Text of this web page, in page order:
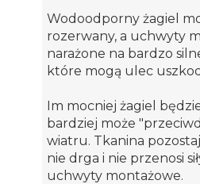
Wodoodporny żagiel
rozerwany, a uchwyty
narażone na bardzo
które mogą ulec
Im mocniej żagiel
bardziej może
wiatru. Tkanina
nie drga i nie przenosi
uchwyty montażowe.